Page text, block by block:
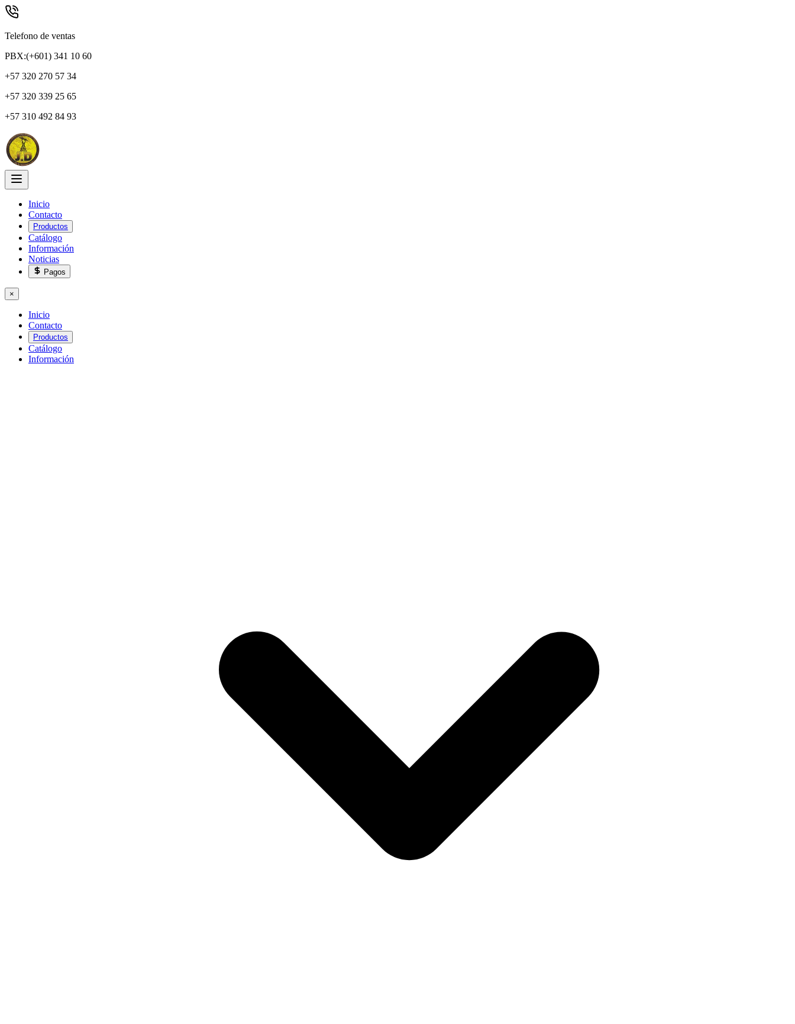
Telefono de ventas
PBX:(+601) 341 10 60
+57 320 270 57 34
+57 320 339 25 65
+57 310 492 84 93
Inicio
Contacto
Productos
Catálogo
Información
Noticias
Pagos
×
Inicio
Contacto
Productos
Catálogo
Información